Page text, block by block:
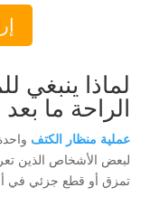
لماذا
الراحة ما
عملية منظار الكتف
لبعض الأشخاص الذين
تمزق أو قطع جزئي في